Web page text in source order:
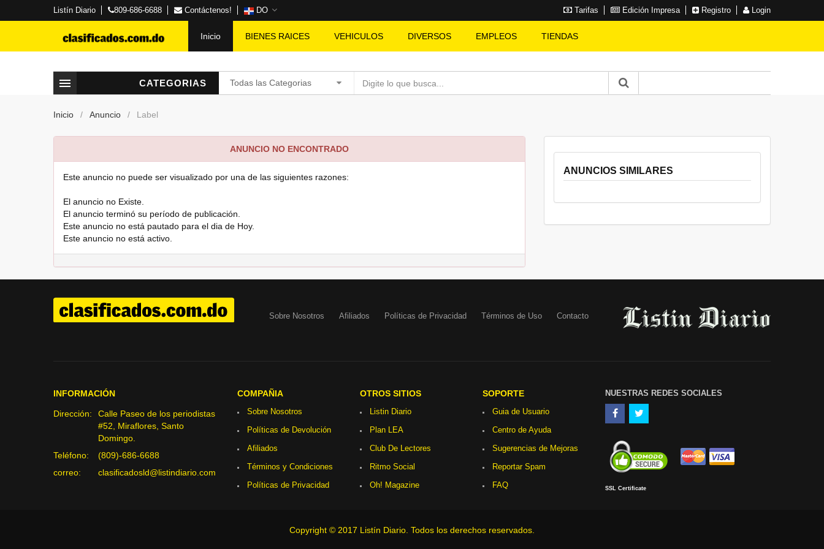
Listín Diario 809-686-6688 Contáctenos! DO Tarifas Edición Impresa Registro Login
Inicio BIENES RAICES VEHICULOS DIVERSOS EMPLEOS TIENDAS
CATEGORIAS Todas las Categorias
Inicio Anuncio Label
ANUNCIO NO ENCONTRADO
Este anuncio no puede ser visualizado por una de las siguientes razones:
El anuncio no Existe.
El anuncio terminó su período de publicación.
Este anuncio no está pautado para el dia de Hoy.
Este anuncio no está activo.
ANUNCIOS SIMILARES
Sobre Nosotros Afiliados Políticas de Privacidad Términos de Uso Contacto
INFORMACIÓN
Dirección:
Calle Paseo de los periodistas
#52, Miraflores, Santo
Domingo.
Teléfono:
(809)-686-6688
correo:
clasificadosld@listindiario.com
COMPAÑIA
Sobre Nosotros
Políticas de Devolución
Afiliados
Términos y Condiciones
Políticas de Privacidad
OTROS SITIOS
Listin Diario
Plan LEA
Club De Lectores
Ritmo Social
Oh! Magazine
SOPORTE
Guia de Usuario
Centro de Ayuda
Sugerencias de Mejoras
Reportar Spam
FAQ
NUESTRAS REDES SOCIALES
SSL Certificate
Copyright © 2017 Listín Diario. Todos los derechos reservados.